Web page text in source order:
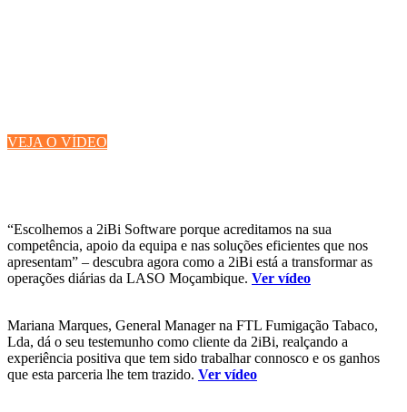
VEJA O VÍDEO
“Escolhemos a 2iBi Software porque acreditamos na sua
competência, apoio da equipa e nas soluções eficientes que nos
apresentam” – descubra agora como a 2iBi está a transformar as
operações diárias da LASO Moçambique. Ver vídeo
Mariana Marques, General Manager na FTL Fumigação Tabaco,
Lda, dá o seu testemunho como cliente da 2iBi, realçando a
experiência positiva que tem sido trabalhar connosco e os ganhos
que esta parceria lhe tem trazido. Ver vídeo